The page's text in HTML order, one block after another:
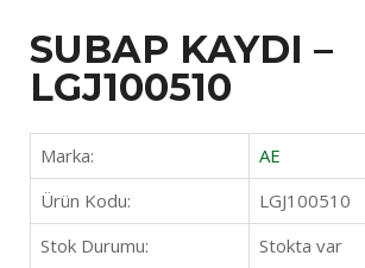
SUBAP KAYDI –
LGJ100510
Marka:
AE
Ürün Kodu:
LGJ100510
Stok Durumu:
Stokta var